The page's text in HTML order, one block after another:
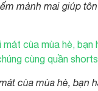
mảnh mai giúp
cùa mùa hè, bạn